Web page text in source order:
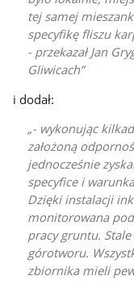
tej samej
specyfikę fliszu
- przekazał Jan
Gliwicach
i dodał:
- wykonując
założoną
jednocześnie
specyfice i
Dzięki instalacji
monitorowana
pracy gruntu.
górotworu.
zbiornika mieli